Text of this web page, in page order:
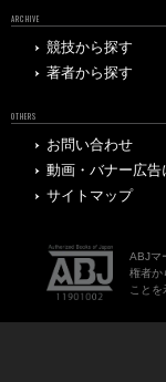
ARCHIVE
競技から探す
著者から探す
OTHERS
お問い合わせ
動画・バナー広告
サイトマップ
ABJマ
権者か
こと